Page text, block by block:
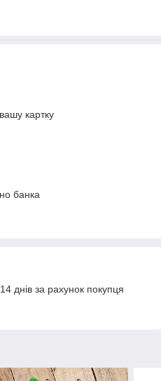
картку
банка
днів за рахунок покупця